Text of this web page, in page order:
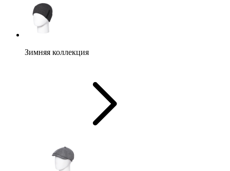
Зимняя коллекция